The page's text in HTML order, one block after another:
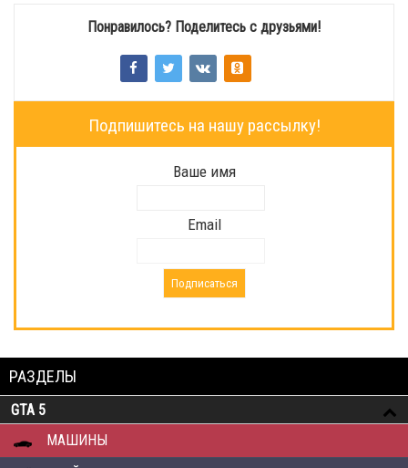
Понравилось? Поделитесь с друзьями!
Подпишитесь на нашу рассылку!
Ваше имя
Email
РАЗДЕЛЫ
GTA 5
МАШИНЫ